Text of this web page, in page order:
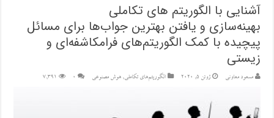
آشنایی با الگوریتم های تکاملی
بهینه‌سازی و یافتن بهترین جواب‌ها برای مسائل
پیچیده با کمک الگوریتم‌های فرامکاشفه‌ای و
زیستی
مسعود معاونی ژوئن 5, 2020 الگوریتم‌های تکاملی, هوش مصنوعی ۰ 7,391